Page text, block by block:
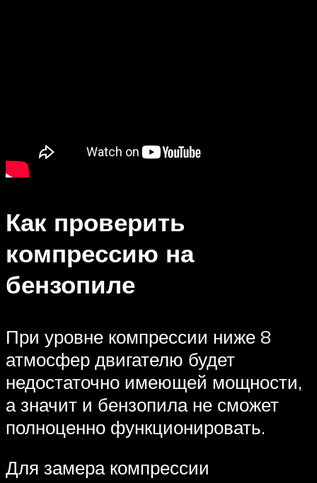
Как проверить
компрессию на
бензопиле
При уровне компрессии ниже 8
атмосфер двигателю будет
недостаточно имеющей мощности,
а значит и бензопила не сможет
полноценно функционировать.
Для замера компрессии